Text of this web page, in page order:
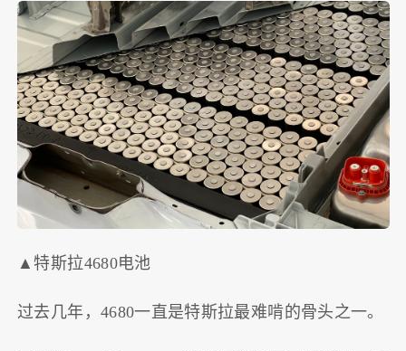
▲特斯拉4680电池
过去几年，4680一直是特斯拉最难啃的骨头之一。